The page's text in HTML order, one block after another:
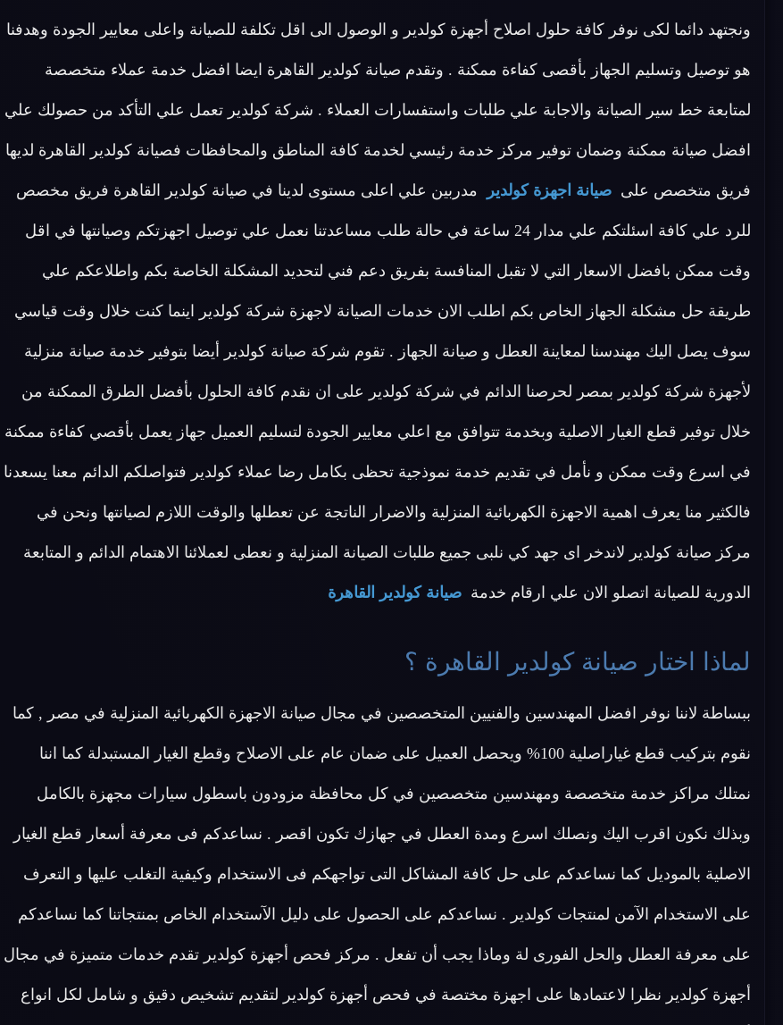
ونجتهد دائما لكى نوفر كافة حلول اصلاح أجهزة كولدير و الوصول الى اقل تكلفة للصيانة واعلى معايير الجودة وهدفنا
هو توصيل وتسليم الجهاز بأقصى كفاءة ممكنة . وتقدم صيانة كولدير القاهرة ايضا افضل خدمة عملاء متخصصة
لمتابعة خط سير الصيانة والاجابة علي طلبات واستفسارات العملاء . شركة كولدير تعمل علي التأكد من حصولك علي
افضل صيانة ممكنة وضمان توفير مركز خدمة رئيسي لخدمة كافة المناطق والمحافظات فصيانة كولدير القاهرة لديها
فريق متخصص على صيانة اجهزة كولدير مدربين علي اعلى مستوى لدينا في صيانة كولدير القاهرة فريق مخصص
للرد علي كافة اسئلتكم علي مدار 24 ساعة في حالة طلب مساعدتنا نعمل علي توصيل اجهزتكم وصيانتها في اقل
وقت ممكن بافضل الاسعار التي لا تقبل المنافسة بفريق دعم فني لتحديد المشكلة الخاصة بكم واطلاعكم علي
طريقة حل مشكلة الجهاز الخاص بكم اطلب الان خدمات الصيانة لاجهزة شركة كولدير اينما كنت خلال وقت قياسي
سوف يصل اليك مهندسنا لمعاينة العطل و صيانة الجهاز . تقوم شركة صيانة كولدير أيضا بتوفير خدمة صيانة منزلية
لأجهزة شركة كولدير بمصر لحرصنا الدائم في شركة كولدير على ان نقدم كافة الحلول بأفضل الطرق الممكنة من
خلال توفير قطع الغيار الاصلية وبخدمة تتوافق مع اعلي معايير الجودة لتسليم العميل جهاز يعمل بأقصي كفاءة ممكنة
في اسرع وقت ممكن و نأمل في تقديم خدمة نموذجية تحظى بكامل رضا عملاء كولدير فتواصلكم الدائم معنا يسعدنا
فالكثير منا يعرف اهمية الاجهزة الكهربائية المنزلية والاضرار الناتجة عن تعطلها والوقت اللازم لصيانتها ونحن في
مركز صيانة كولدير لاندخر اى جهد كي نلبى جميع طلبات الصيانة المنزلية و نعطى لعملائنا الاهتمام الدائم و المتابعة
الدورية للصيانة اتصلو الان علي ارقام خدمة صيانة كولدير القاهرة
لماذا اختار صيانة كولدير القاهرة ؟
ببساطة لاننا نوفر افضل المهندسين والفنيين المتخصصين في مجال صيانة الاجهزة الكهربائية المنزلية في مصر , كما
نقوم بتركيب قطع غياراصلية 100% ويحصل العميل على ضمان عام على الاصلاح وقطع الغيار المستبدلة كما اننا
نمتلك مراكز خدمة متخصصة ومهندسين متخصصين في كل محافظة مزودون باسطول سيارات مجهزة بالكامل
وبذلك نكون اقرب اليك ونصلك اسرع ومدة العطل في جهازك تكون اقصر . نساعدكم فى معرفة أسعار قطع الغيار
الاصلية بالموديل كما نساعدكم على حل كافة المشاكل التى تواجهكم فى الاستخدام وكيفية التغلب عليها و التعرف
على الاستخدام الآمن لمنتجات كولدير . نساعدكم على الحصول على دليل الآستخدام الخاص بمنتجاتنا كما نساعدكم
على معرفة العطل والحل الفورى لة وماذا يجب أن تفعل . مركز فحص أجهزة كولدير تقدم خدمات متميزة في مجال
أجهزة كولدير نظرا لاعتمادها على اجهزة مختصة في فحص أجهزة كولدير لتقديم تشخيص دقيق و شامل لكل انواع